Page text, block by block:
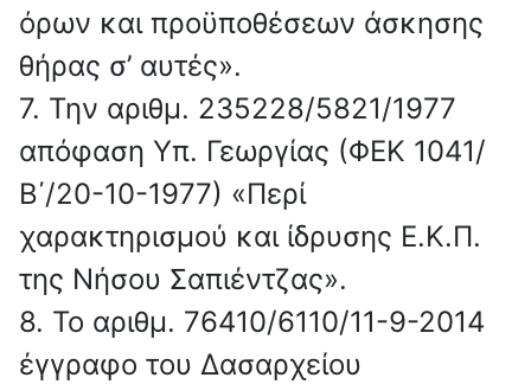
όρων και προϋποθέσεων άσκησης
θήρας σ’ αυτές».
7. Την αριθμ. 235228/5821/1977
απόφαση Υπ. Γεωργίας (ΦΕΚ 1041/
Β΄/20-10-1977) «Περί
χαρακτηρισμού και ίδρυσης Ε.Κ.Π.
της Νήσου Σαπιέντζας».
8. Το αριθμ. 76410/6110/11-9-2014
έγγραφο του Δασαρχείου